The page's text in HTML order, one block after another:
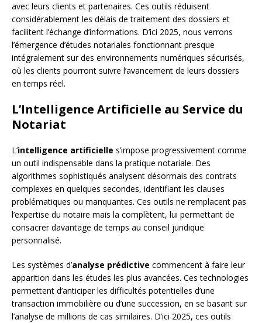
avec leurs clients et partenaires. Ces outils réduisent
considérablement les délais de traitement des dossiers et
facilitent l’échange d’informations. D’ici 2025, nous verrons
l’émergence d’études notariales fonctionnant presque
intégralement sur des environnements numériques sécurisés,
où les clients pourront suivre l’avancement de leurs dossiers
en temps réel.
L’Intelligence Artificielle au Service du
Notariat
L’intelligence artificielle s’impose progressivement comme
un outil indispensable dans la pratique notariale. Des
algorithmes sophistiqués analysent désormais des contrats
complexes en quelques secondes, identifiant les clauses
problématiques ou manquantes. Ces outils ne remplacent pas
l’expertise du notaire mais la complètent, lui permettant de
consacrer davantage de temps au conseil juridique
personnalisé.
Les systèmes d’analyse prédictive commencent à faire leur
apparition dans les études les plus avancées. Ces technologies
permettent d’anticiper les difficultés potentielles d’une
transaction immobilière ou d’une succession, en se basant sur
l’analyse de millions de cas similaires. D’ici 2025, ces outils